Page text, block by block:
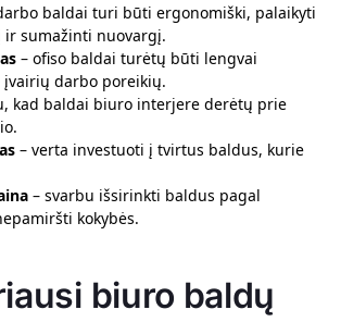
baldai turi būti ergonomiški, palaikyti
sumažinti nuovargį.
– ofiso baldai turėtų būti lengvai
darbo poreikių.
kad baldai biuro interjere derėtų prie
– verta investuoti į tvirtus baldus, kurie
– svarbu išsirinkti baldus pagal
kokybės.
biuro baldų